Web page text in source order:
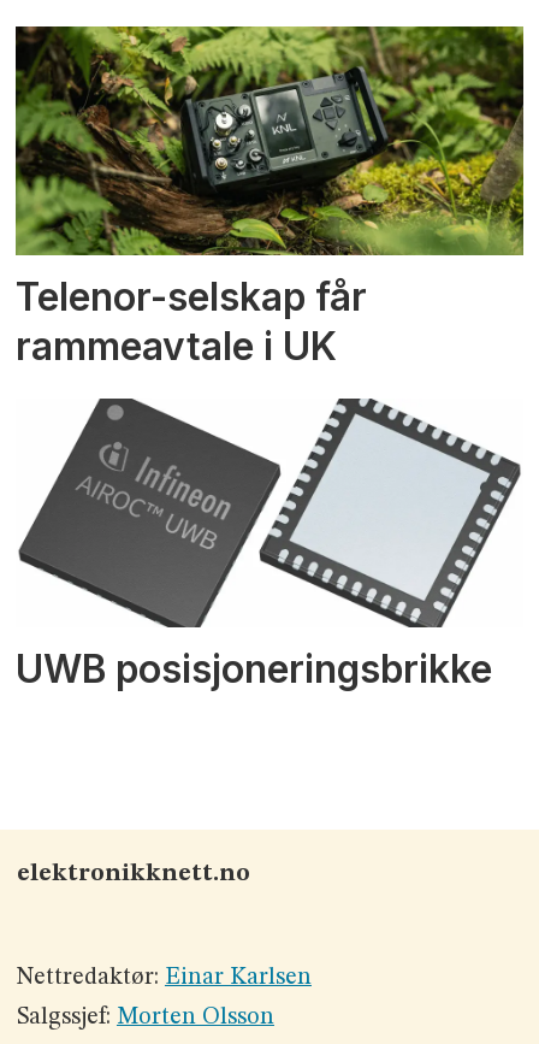
Telenor-selskap får
rammeavtale i UK
UWB posisjoneringsbrikke
elektronikknett.no
Nettredaktør: Einar Karlsen
Salgssjef: Morten Olsson